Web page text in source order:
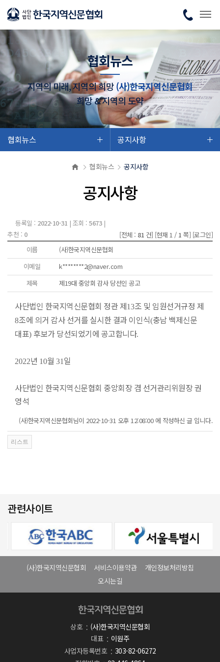
협회뉴스
지역의 미래, 지역의 희망(사)한국지역신문협회
희망 & 지역의 도약
협회뉴스 공지사항
협회뉴스 공지사항
공지사항
등록일 : 2022-10-31 | 조회 : 5673|
추천 : 0 [전체 : 81 건] [현재 1 / 1 쪽] [로그인]
이름
(사)한국지역신문협회
이메일
k********2@naver.com
제목
제19대 중앙회 감사 당선인 공고
사단법인 한국지역신문협회 정관 제13조 및 임원선거규정 제
8조에 의거 감사 선거를 실시한 결과 이인식(충남 백제신문
대표) 후보가 당선되었기에 공고합니다.
2022년 10월 31 일
사단법인 한국지역신문협회 중앙회장 겸 선거관리위원장 권
영석
(사)한국지역신문협회님이 2022-10-31 오후 12:08:00 에 작성하신 글 입니다.
관련사이트
(사)한국지역신문협회 서비스이용약관
개인정보처리방침
오시는길
상호
(사)한국지역신문협회
대표
이원주
사업자등록번호
303-82-06272